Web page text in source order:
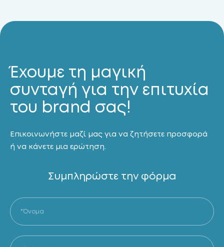
Έχουμε τη μαγική
συνταγή για την επιτυχία
του brand σας!
Επικοινωνήστε μαζί μας για να ζητήσετε προσφορά
ή να κάνετε μια ερώτηση.
Συμπληρώστε την φόρμα